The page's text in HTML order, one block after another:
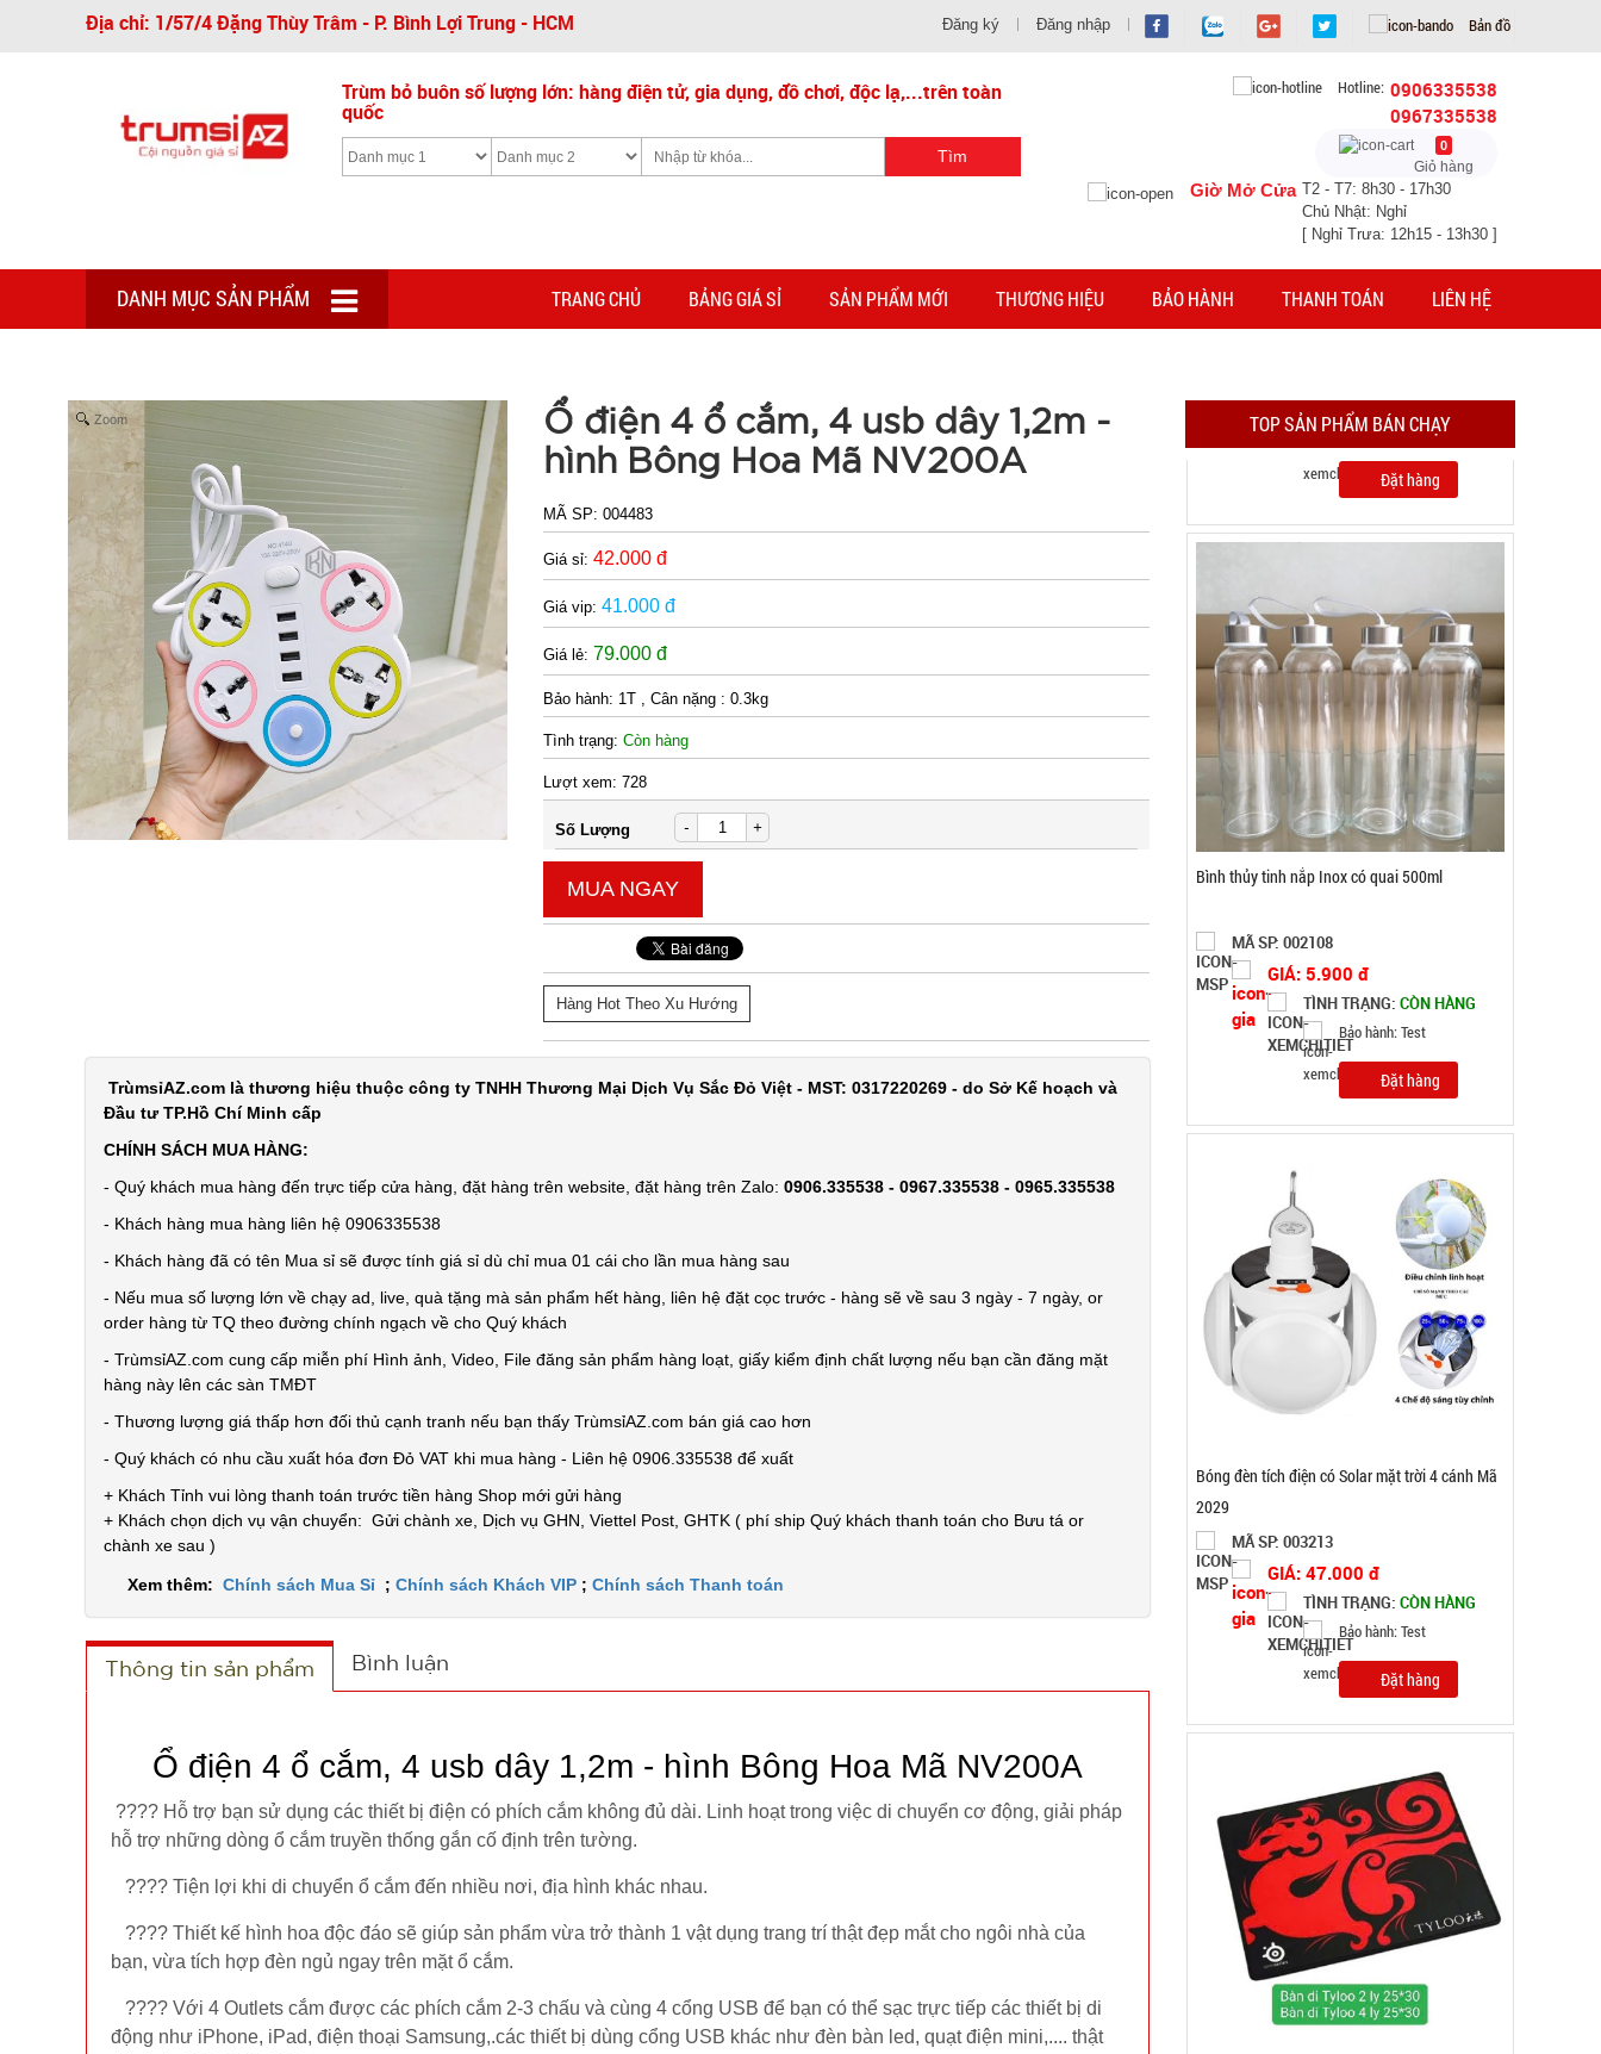
Địa chỉ: 1/57/4 Đặng Thùy Trâm - P. Bình Lợi Trung - HCM Bản đồ
Đăng ký Đăng nhập
Trùm bỏ buôn số lượng lớn: hàng điện tử, gia dụng, đồ chơi, độc lạ,...trên toàn
quốc
Hotline: 0906335538
0967335538
0
Giỏ hàng
Giờ Mở Cửa T2 - T7: 8h30 - 17h30
Chủ Nhật: Nghỉ
[ Nghỉ Trưa: 12h15 - 13h30 ]
DANH MỤC SẢN PHẨM TRANG CHỦ BẢNG GIÁ SỈ SẢN PHẨM MỚI THƯƠNG HIỆU BẢO HÀNH THANH TOÁN LIÊN HỆ
Zoom
Ổ điện 4 ổ cắm, 4 usb dây 1,2m -
hình Bông Hoa Mã NV200A
MÃ SP:004483
Giá sỉ:42.000 đ
Giá vip:41.000 đ
Giá lẻ: 79.000 đ
Bảo hành: 1T , Cân nặng : 0.3kg
Tình trạng:Còn hàng
Lượt xem:728
Số Lượng - +
MUA NGAY
Hàng Hot Theo Xu Hướng
TrùmsỉAZ.com là thương hiệu thuộc công ty TNHH Thương Mại Dịch Vụ Sắc Đỏ Việt - MST: 0317220269 - do Sở Kế hoạch và
Đầu tư TP.Hồ Chí Minh cấp
CHÍNH SÁCH MUA HÀNG:
- Quý khách mua hàng đến trực tiếp cửa hàng, đặt hàng trên website, đặt hàng trên Zalo: 0906.335538 - 0967.335538 - 0965.335538
- Khách hàng mua hàng liên hệ 0906335538
- Khách hàng đã có tên Mua sỉ sẽ được tính giá sỉ dù chỉ mua 01 cái cho lần mua hàng sau
- Nếu mua số lượng lớn về chạy ad, live, quà tặng mà sản phẩm hết hàng, liên hệ đặt cọc trước - hàng sẽ về sau 3 ngày - 7 ngày, or
order hàng từ TQ theo đường chính ngạch về cho Quý khách
- TrùmsỉAZ.com cung cấp miễn phí Hình ảnh, Video, File đăng sản phẩm hàng loạt, giấy kiểm định chất lượng nếu bạn cần đăng mặt
hàng này lên các sàn TMĐT
- Thương lượng giá thấp hơn đối thủ cạnh tranh nếu bạn thấy TrùmsỉAZ.com bán giá cao hơn
- Quý khách có nhu cầu xuất hóa đơn Đỏ VAT khi mua hàng - Liên hệ 0906.335538 để xuất
+ Khách Tỉnh vui lòng thanh toán trước tiền hàng Shop mới gửi hàng
+ Khách chọn dịch vụ vận chuyển: Gửi chành xe, Dịch vụ GHN, Viettel Post, GHTK ( phí ship Quý khách thanh toán cho Bưu tá or
chành xe sau )
Xem thêm: Chính sách Mua Sỉ ; Chính sách Khách VIP ; Chính sách Thanh toán
Thông tin sản phẩm Bình luận
Ổ điện 4 ổ cắm, 4 usb dây 1,2m - hình Bông Hoa Mã NV200A
???? Hỗ trợ bạn sử dụng các thiết bị điện có phích cắm không đủ dài. Linh hoạt trong việc di chuyển cơ động, giải pháp
hỗ trợ những dòng ổ cắm truyền thống gắn cố định trên tường.
???? Tiện lợi khi di chuyển ổ cắm đến nhiều nơi, địa hình khác nhau.
???? Thiết kế hình hoa độc đáo sẽ giúp sản phẩm vừa trở thành 1 vật dụng trang trí thật đẹp mắt cho ngôi nhà của
bạn, vừa tích hợp đèn ngủ ngay trên mặt ổ cắm.
???? Với 4 Outlets cắm được các phích cắm 2-3 chấu và cùng 4 cổng USB để bạn có thể sạc trực tiếp các thiết bị di
động như iPhone, iPad, điện thoại Samsung,.các thiết bị dùng cổng USB khác như đèn bàn led, quạt điện mini,.... thật
TOP SẢN PHẨM BÁN CHẠY
Bình thủy tinh nắp Inox có quai 500ml
TÌNH TRẠNG:CÒN HÀNG
Bảo hành: Test
Đặt hàng
Bóng đèn tích điện có Solar mặt trời 4 cánh Mã
MÃ SP: 003213
GIÁ: 47.000 đ
TÌNH TRẠNG: CÒN HÀNG
Bảo hành: Test
Đặt hàng
Lót chuột pad 25x30cm Tyloo màu đỏ Dày 4 Ly
( T200, Full VAT )
MÃ SP: SP004285
GIÁ: 16.000 đ
TÌNH TRẠNG: CÒN HÀNG
Bảo hành: Test; Cân nặng:
0,3kg
Đặt hàng